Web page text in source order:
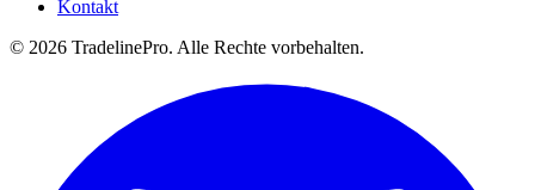
Kontakt
© 2026 TradelinePro. Alle Rechte vorbehalten.